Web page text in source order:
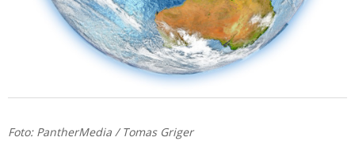
Foto: PantherMedia / Tomas Griger